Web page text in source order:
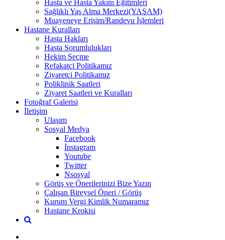
Hasta ve Hasta Yakını Eğitimleri
Sağlıklı Yaş Alma Merkezi(YAŞAM)
Muayeneye Erişim/Randevu İşlemleri
Hastane Kuralları
Hasta Hakları
Hasta Sorumlulukları
Hekim Seçme
Refakatçi Politikamız
Ziyaretçi Politikamız
Poliklinik Saatleri
Ziyaret Saatleri ve Kuralları
Fotoğraf Galerisi
İletişim
Ulaşım
Sosyal Medya
Facebook
İnstagram
Youtube
Twitter
Nsosyal
Görüş ve Önerilerinizi Bize Yazın
Çalışan Bireysel Öneri / Görüş
Kurum Vergi Kimlik Numaramız
Hastane Krokisi